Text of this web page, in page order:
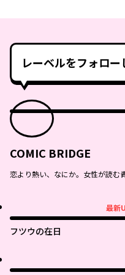
レーベルをフォロー
COMIC BRIDGE
恋より熱い、なにか。女性が読む
最新
フツウの在日